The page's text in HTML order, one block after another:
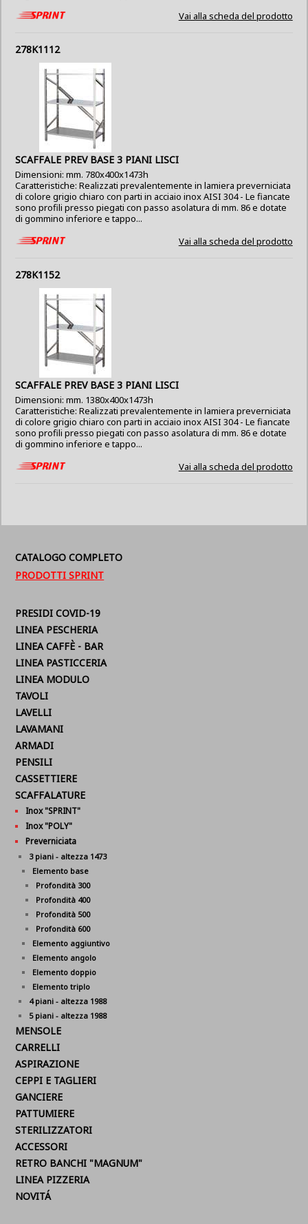
Vai alla scheda del prodotto
278K1112
SCAFFALE PREV BASE 3 PIANI LISCI
Dimensioni: mm. 780x400x1473h
Caratteristiche: Realizzati prevalentemente in lamiera preverniciata
di colore grigio chiaro con parti in acciaio inox AISI 304 - Le fiancate
sono profili presso piegati con passo asolatura di mm. 86 e dotate
di gommino inferiore e tappo...
Vai alla scheda del prodotto
278K1152
SCAFFALE PREV BASE 3 PIANI LISCI
Dimensioni: mm. 1380x400x1473h
Caratteristiche: Realizzati prevalentemente in lamiera preverniciata
di colore grigio chiaro con parti in acciaio inox AISI 304 - Le fiancate
sono profili presso piegati con passo asolatura di mm. 86 e dotate
di gommino inferiore e tappo...
Vai alla scheda del prodotto
CATALOGO COMPLETO
PRODOTTI SPRINT
PRESIDI COVID-19
LINEA PESCHERIA
LINEA CAFFÈ - BAR
LINEA PASTICCERIA
LINEA MODULO
TAVOLI
LAVELLI
LAVAMANI
ARMADI
PENSILI
CASSETTIERE
SCAFFALATURE
Inox "SPRINT"
Inox "POLY"
Preverniciata
3 piani - altezza 1473
Elemento base
Profondità 300
Profondità 400
Profondità 500
Profondità 600
Elemento aggiuntivo
Elemento angolo
Elemento doppio
Elemento triplo
4 piani - altezza 1988
5 piani - altezza 1988
MENSOLE
CARRELLI
ASPIRAZIONE
CEPPI E TAGLIERI
GANCIERE
PATTUMIERE
STERILIZZATORI
ACCESSORI
RETRO BANCHI "MAGNUM"
LINEA PIZZERIA
NOVITÁ